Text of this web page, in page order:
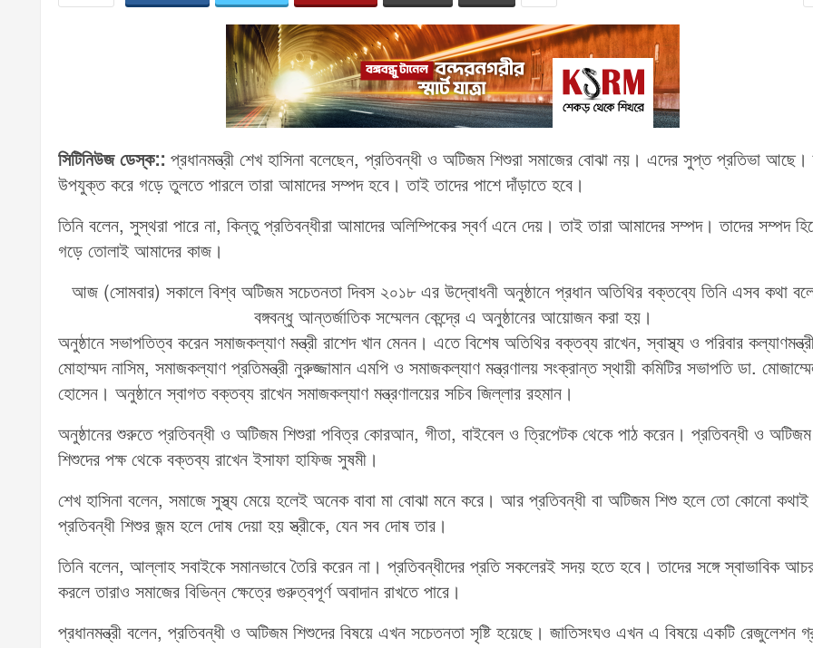
সিটিনিউজ ডেস্ক:: প্রধানমন্ত্রী শেখ হাসিনা বলেছেন, প্রতিবন্ধী ও অটিজম শিশুরা সমাজের বোঝা নয়। এদের সুপ্ত প্রতিভা আছে।
উপযুক্ত করে গড়ে তুলতে পারলে তারা আমাদের সম্পদ হবে। তাই তাদের পাশে দাঁড়াতে হবে।
তিনি বলেন, সুস্থরা পারে না, কিন্তু প্রতিবন্ধীরা আমাদের অলিম্পিকের স্বর্ণ এনে দেয়। তাই তারা আমাদের সম্পদ। তাদের সম্পদ
গড়ে তোলাই আমাদের কাজ।
আজ (সোমবার) সকালে বিশ্ব অটিজম সচেতনতা দিবস ২০১৮ এর উদ্বোধনী অনুষ্ঠানে প্রধান অতিথির বক্তব্যে তিনি এসব কথা
বঙ্গবন্ধু আন্তর্জাতিক সম্মেলন কেন্দ্রে এ অনুষ্ঠানের আয়োজন করা হয়।
অনুষ্ঠানে সভাপতিত্ব করেন সমাজকল্যাণ মন্ত্রী রাশেদ খান মেনন। এতে বিশেষ অতিথির বক্তব্য রাখেন, স্বাস্থ্য ও পরিবার
মোহাম্মদ নাসিম, সমাজকল্যাণ প্রতিমন্ত্রী নুরুজ্জামান এমপি ও সমাজকল্যাণ মন্ত্রণালয় সংক্রান্ত স্থায়ী কমিটির সভাপতি ডা.
হোসেন। অনুষ্ঠানে স্বাগত বক্তব্য রাখেন সমাজকল্যাণ মন্ত্রণালয়ের সচিব জিল্লার রহমান।
অনুষ্ঠানের শুরুতে প্রতিবন্ধী ও অটিজম শিশুরা পবিত্র কোরআন, গীতা, বাইবেল ও ত্রিপেটক থেকে পাঠ করেন। প্রতিবন্ধী ও অটিজম
শিশুদের পক্ষ থেকে বক্তব্য রাখেন ইসাফা হাফিজ সুষমী।
শেখ হাসিনা বলেন, সমাজে সুস্থ্য মেয়ে হলেই অনেক বাবা মা বোঝা মনে করে। আর প্রতিবন্ধী বা অটিজম শিশু হলে তো কোনো কথাই
প্রতিবন্ধী শিশুর জন্ম হলে দোষ দেয়া হয় স্ত্রীকে, যেন সব দোষ তার।
তিনি বলেন, আল্লাহ সবাইকে সমানভাবে তৈরি করেন না। প্রতিবন্ধীদের প্রতি সকলেরই সদয় হতে হবে। তাদের সঙ্গে স্বাভাবিক
করলে তারাও সমাজের বিভিন্ন ক্ষেত্রে গুরুত্বপূর্ণ অবাদান রাখতে পারে।
প্রধানমন্ত্রী বলেন, প্রতিবন্ধী ও অটিজম শিশুদের বিষয়ে এখন সচেতনতা সৃষ্টি হয়েছে। জাতিসংঘও এখন এ বিষয়ে একটি রেজুলেশন